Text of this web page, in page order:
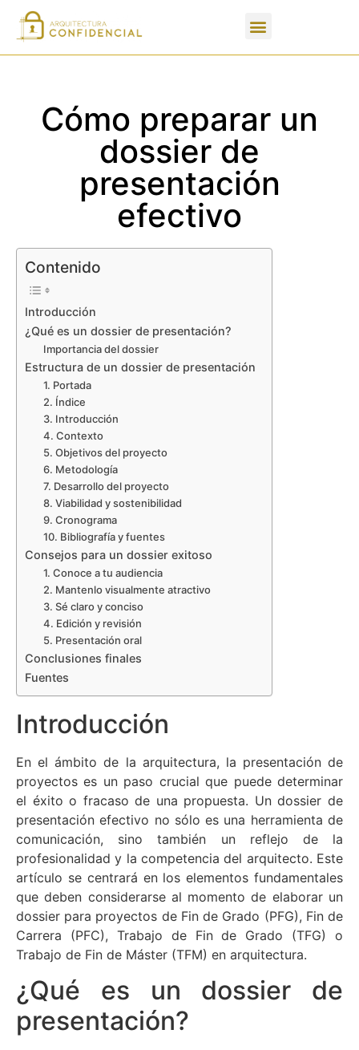
Cómo preparar un
dossier de
presentación
efectivo
Contenido
Introducción
¿Qué es un dossier de presentación?
Importancia del dossier
Estructura de un dossier de presentación
1. Portada
2. Índice
3. Introducción
4. Contexto
5. Objetivos del proyecto
6. Metodología
7. Desarrollo del proyecto
8. Viabilidad y sostenibilidad
9. Cronograma
10. Bibliografía y fuentes
Consejos para un dossier exitoso
1. Conoce a tu audiencia
2. Mantenlo visualmente atractivo
3. Sé claro y conciso
4. Edición y revisión
5. Presentación oral
Conclusiones finales
Fuentes
Introducción
En el ámbito de la arquitectura, la presentación de
proyectos es un paso crucial que puede determinar
el éxito o fracaso de una propuesta. Un dossier de
presentación efectivo no sólo es una herramienta de
comunicación, sino también un reflejo de la
profesionalidad y la competencia del arquitecto. Este
artículo se centrará en los elementos fundamentales
que deben considerarse al momento de elaborar un
dossier para proyectos de Fin de Grado (PFG), Fin de
Carrera (PFC), Trabajo de Fin de Grado (TFG) o
Trabajo de Fin de Máster (TFM) en arquitectura.
¿Qué es un dossier de
presentación?